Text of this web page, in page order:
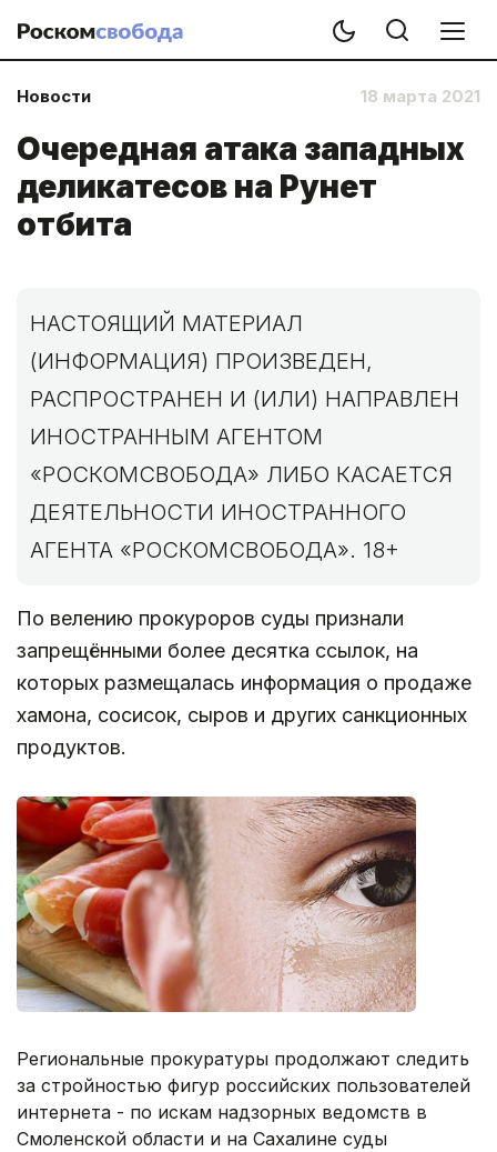
Новости 18 марта 2021
Очередная атака западных
деликатесов на Рунет
отбита
НАСТОЯЩИЙ МАТЕРИАЛ
(ИНФОРМАЦИЯ) ПРОИЗВЕДЕН,
РАСПРОСТРАНЕН И (ИЛИ) НАПРАВЛЕН
ИНОСТРАННЫМ АГЕНТОМ
«РОСКОМСВОБОДА» ЛИБО КАСАЕТСЯ
ДЕЯТЕЛЬНОСТИ ИНОСТРАННОГО
АГЕНТА «РОСКОМСВОБОДА». 18+
По велению прокуроров суды признали
запрещёнными более десятка ссылок, на
которых размещалась информация о продаже
хамона, сосисок, сыров и других санкционных
продуктов.
Региональные прокуратуры продолжают следить
за стройностью фигур российских пользователей
интернета - по искам надзорных ведомств в
Смоленской области и на Сахалине суды